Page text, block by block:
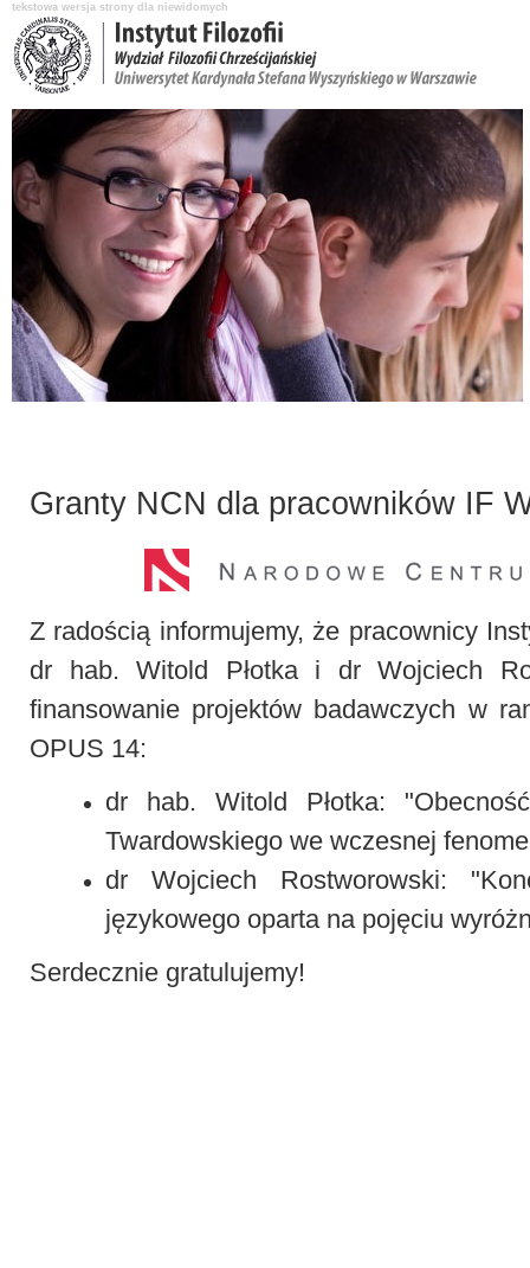
tekstowa wersja strony dla niewidomych
Granty NCN dla pracowników IF
Z radością informujemy, że pracownicy
dr hab. Witold Płotka i dr Wojciech
finansowanie projektów badawczych w
OPUS 14:
dr hab. Witold Płotka:
Twardowskiego we wczesnej
dr Wojciech Rostworowski:
językowego oparta na pojęciu
Serdecznie gratulujemy!